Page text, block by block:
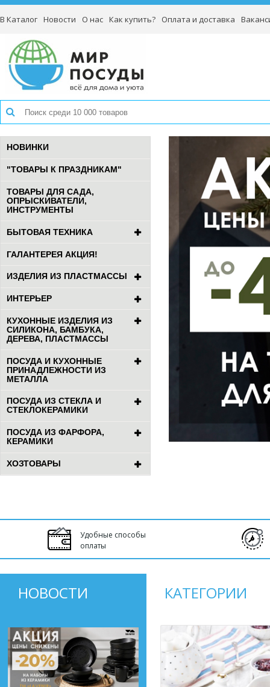
В Каталог Новости О нас Как купить? Оплата и доставка
НОВИНКИ
"ТОВАРЫ К ПРАЗДНИКАМ"
ТОВАРЫ ДЛЯ САДА,
ОПРЫСКИВАТЕЛИ,
ИНСТРУМЕНТЫ
БЫТОВАЯ ТЕХНИКА
ГАЛАНТЕРЕЯ АКЦИЯ!
ИЗДЕЛИЯ ИЗ ПЛАСТМАССЫ
ИНТЕРЬЕР
КУХОННЫЕ ИЗДЕЛИЯ ИЗ
СИЛИКОНА, БАМБУКА,
ДЕРЕВА, ПЛАСТМАССЫ
ПОСУДА И КУХОННЫЕ
ПРИНАДЛЕЖНОСТИ ИЗ
МЕТАЛЛА
ПОСУДА ИЗ СТЕКЛА И
СТЕКЛОКЕРАМИКИ
ПОСУДА ИЗ ФАРФОРА,
КЕРАМИКИ
ХОЗТОВАРЫ
Удобные способы
оплаты
НОВОСТИ КАТЕГОРИИ